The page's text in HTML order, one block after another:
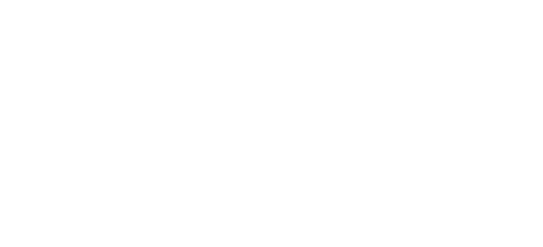
です。
ありません。
です。